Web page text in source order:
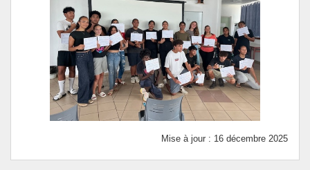
Mise à jour : 16 décembre 2025